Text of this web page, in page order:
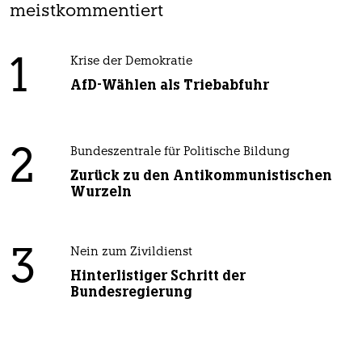
meistkommentiert
1 Krise der Demokratie
AfD-Wählen als Triebabfuhr
2 Bundeszentrale für Politische Bildung
Zurück zu den Antikommunistischen
Wurzeln
3 Nein zum Zivildienst
Hinterlistiger Schritt der
Bundesregierung